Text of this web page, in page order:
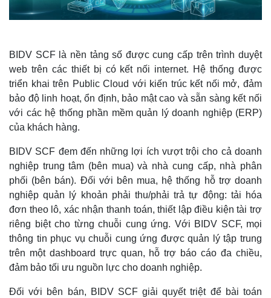
Thế giới
Quan sát
Cuộc sống đó đây
Hồ sơ
Multimedia
Video
Ảnh
E-Magazine
Infographic
BIDV SCF là nền tảng số được cung cấp trên trình duyệt
web trên các thiết bị có kết nối internet. Hệ thống được
triển khai trên Public Cloud với kiến trúc kết nối mở, đảm
bảo độ linh hoạt, ổn định, bảo mật cao và sẵn sàng kết nối
với các hệ thống phần mềm quản lý doanh nghiệp (ERP)
của khách hàng.
BIDV SCF đem đến những lợi ích vượt trội cho cả doanh
nghiệp trung tâm (bên mua) và nhà cung cấp, nhà phân
phối (bên bán). Đối với bên mua, hệ thống hỗ trợ doanh
nghiệp quản lý khoản phải thu/phải trả tự động: tải hóa
đơn theo lô, xác nhận thanh toán, thiết lập điều kiện tài trợ
riêng biệt cho từng chuỗi cung ứng. Với BIDV SCF, mọi
thông tin phục vụ chuỗi cung ứng được quản lý tập trung
trên một dashboard trực quan, hỗ trợ báo cáo đa chiều,
đảm bảo tối ưu nguồn lực cho doanh nghiệp.
Đối với bên bán, BIDV SCF giải quyết triệt để bài toán